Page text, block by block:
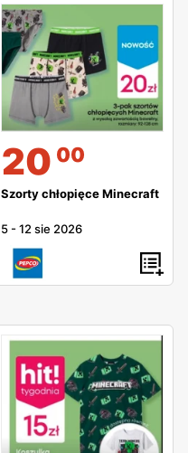
20 00
Szorty chłopięce Minecraft
5 -12 sie 2026